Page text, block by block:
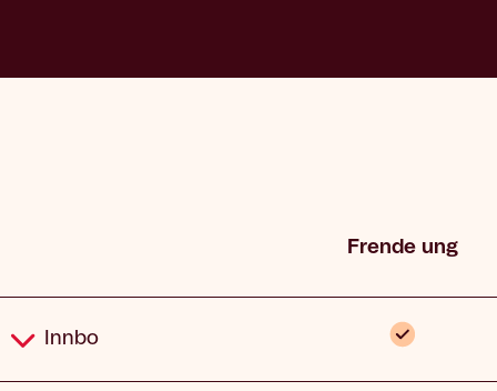
Frende ung
Innbo Inkludert